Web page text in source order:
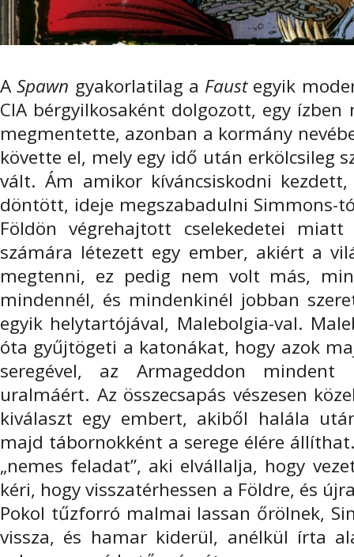
ASpawn gyakorlatilag a Faust egyik
CIA bérgyilkosaként dolgozott, egy
megmentette, azonban a kormány
követte el, mely egy idő után erkölcsileg
vált. Ám amikor kíváncsiskodni
döntött, ideje megszabadulni Simmons-
Földön végrehajtott cselekedetei
számára létezett egy ember, akiért a
megtenni, ez pedig nem volt más,
mindennél, és mindenkinél jobban
egyik helytartójával, Malebolgia-val.
óta gyűjtögeti a katonákat, hogy azok
seregével, az Armageddon
uralmáért. Az összecsapás vészesen
kiválaszt egy embert, akiből halála
majd tábornokként a serege élére
„nemes feladat”, aki elvállalja, hogy
kéri, hogy visszatérhessen a Földre, és
Pokol tűzforró malmai lassan őrölnek,
vissza, és hamar kiderül, anélkül írta